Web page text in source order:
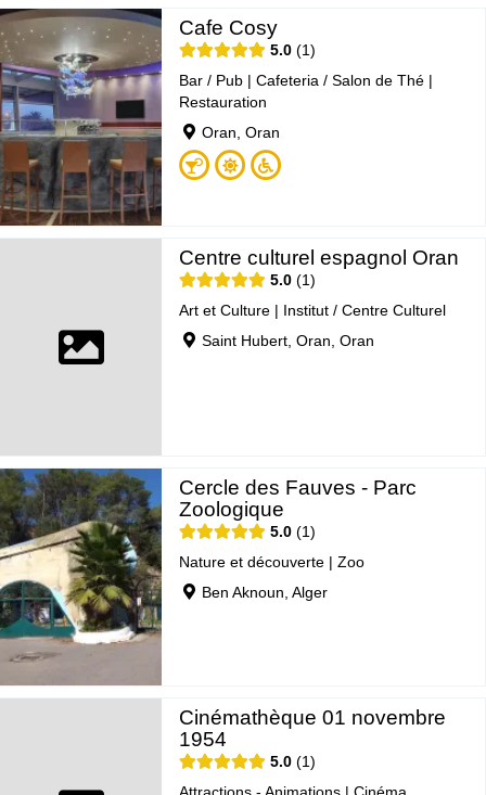
Cafe Cosy
5.0
1
Bar / Pub |Cafeteria / Salon de Thé |
Restauration
Oran, Oran
Centre culturel espagnol Oran
5.0
1
Art et Culture | Institut / Centre Culturel
Saint Hubert, Oran, Oran
Cercle des Fauves - Parc
Zoologique
5.0
1
Nature et découverte |Zoo
Ben Aknoun, Alger
Cinémathèque 01 novembre
1954
5.0
1